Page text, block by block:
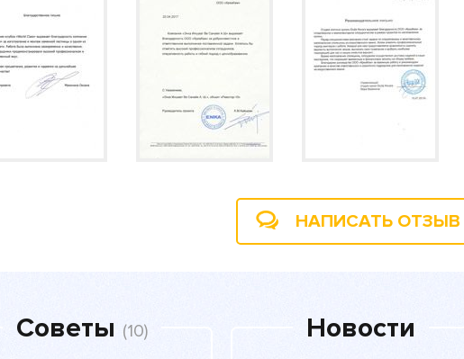
НАПИСАТЬ ОТЗЫВ
Советы (10) Новости